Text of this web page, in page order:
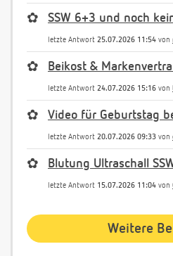
✿ SSW 6+3 und noch
letzte Antwort 25.07.2026 11:54 von
✿ Beikost &
letzte Antwort 24.07.2026 15:16 von
✿ Video für Geburtstag
letzte Antwort 20.07.2026 09:33 von
✿ Blutung Ultraschall
letzte Antwort 15.07.2026 11:04 von
Weitere